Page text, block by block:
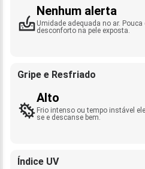
Nenhum alerta
Umidade adequada no ar.
desconforto na pele exposta.
Gripe e Resfriado
Alto
Frio intenso ou tempo instável
se e descanse bem.
Índice UV